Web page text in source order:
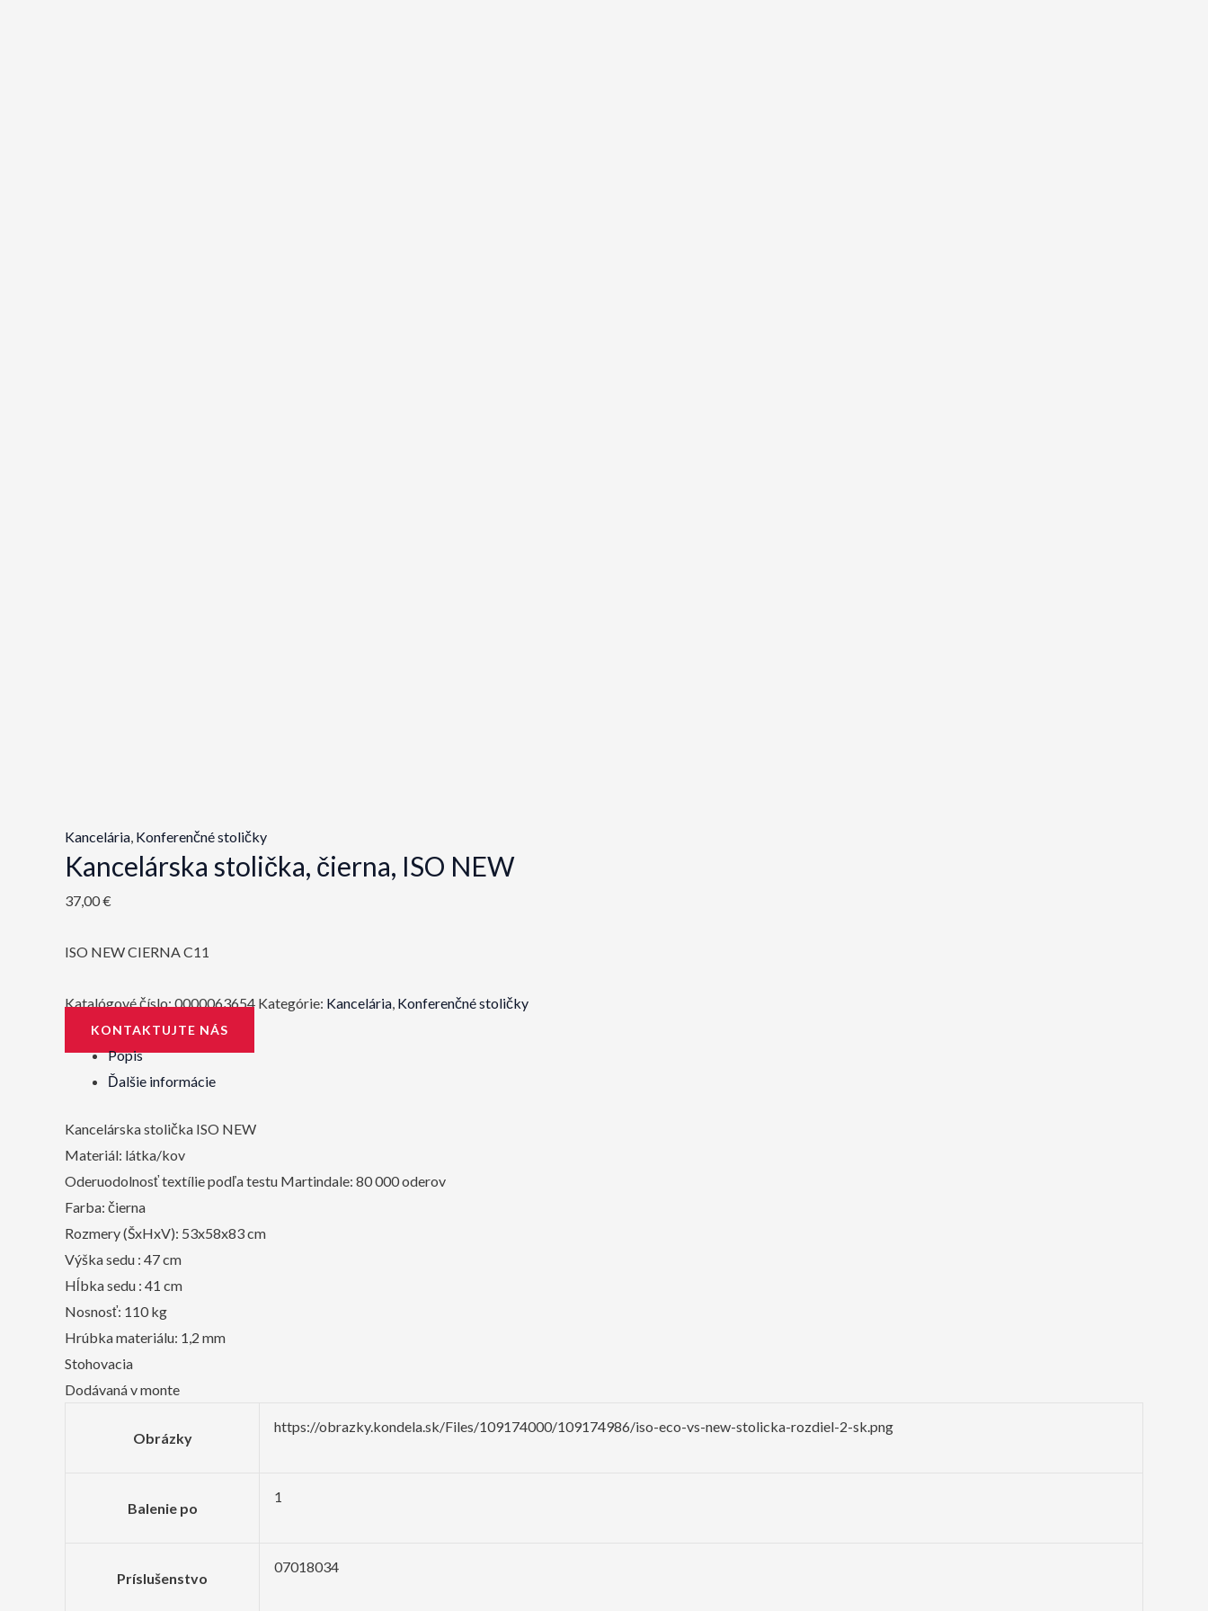
Kancelária Konferenčné stoličky
Kancelárska stolička, čierna, ISO NEW
37,00€
ISO NEW CIERNA C11
Katalógové číslo: 0000063654 Kategórie: Kancelária Konferenčné stoličky
KONTAKTUJTE NÁS
Popis
Ďalšie informácie
Kancelárska stolička ISO NEW
Materiál: látka/kov
Oderuodolnosť textílie podľa testu Martindale: 80 000 oderov
Farba: čierna
Rozmery (ŠxHxV): 53x58x83 cm
Výška sedu : 47 cm
Hĺbka sedu : 41 cm
Nosnosť: 110 kg
Hrúbka materiálu: 1,2 mm
Stohovacia
Dodávaná v monte
Obrázky
https://obrazky.kondela.sk/Files/109174000/109174986/iso-eco-vs-new-stolicka-rozdiel-2-sk.png
Balenie po
1
Príslušenstvo
07018034